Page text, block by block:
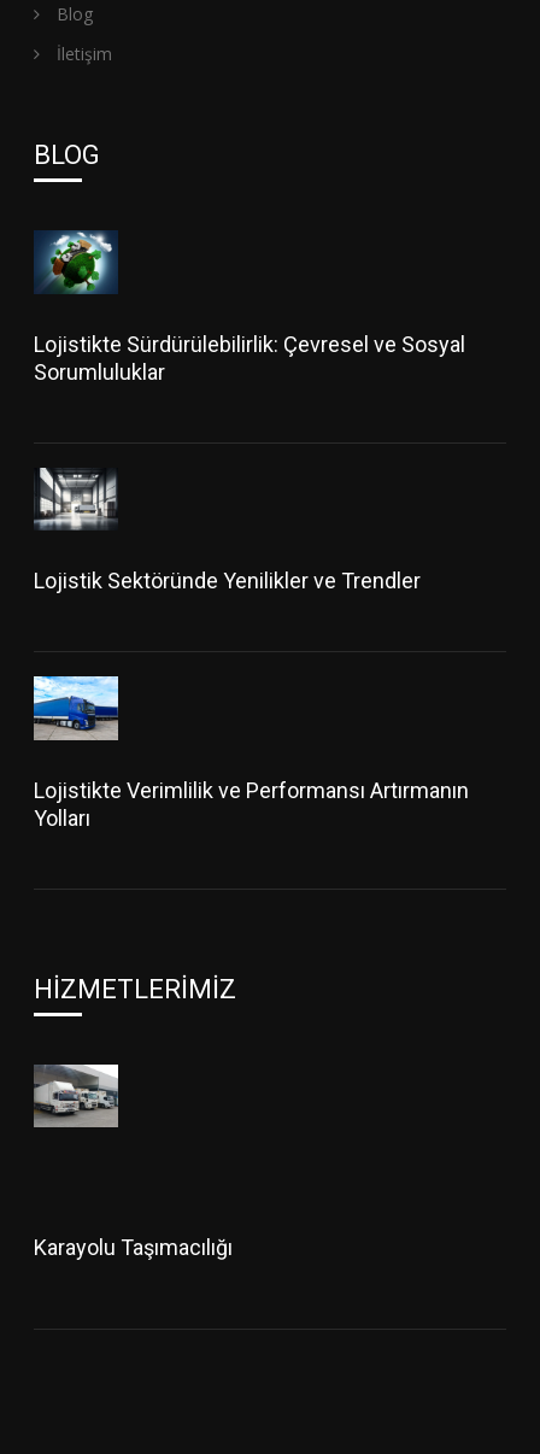
Blog
İletişim
BLOG
Lojistikte Sürdürülebilirlik: Çevresel ve Sosyal
Sorumluluklar
Lojistik Sektöründe Yenilikler ve Trendler
Lojistikte Verimlilik ve Performansı Artırmanın
Yolları
HIZMETLERIMIZ
Karayolu Taşımacılığı